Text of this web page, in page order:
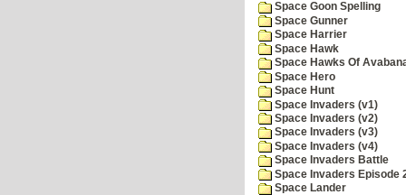
Space Goon Spelling
Space Gunner
Space Harrier
Space Hawk
Space Hawks Of
Space Hero
Space Hunt
Space Invaders (v1)
Space Invaders (v2)
Space Invaders (v3)
Space Invaders (v4)
Space Invaders Battle
Space Invaders Episode
Space Lander